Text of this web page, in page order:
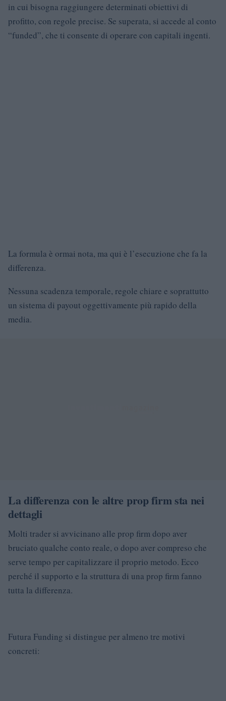
in cui bisogna raggiungere determinati obiettivi di
profitto, con regole precise. Se superata, si accede al conto
“funded”, che ti consente di operare con capitali ingenti.
La formula è ormai nota, ma qui è l’esecuzione che fa la
differenza.
Nessuna scadenza temporale, regole chiare e soprattutto
un sistema di payout oggettivamente più rapido della
media.
La differenza con le altre prop firm sta nei
dettagli
Molti trader si avvicinano alle prop firm dopo aver
bruciato qualche conto reale, o dopo aver compreso che
serve tempo per capitalizzare il proprio metodo. Ecco
perché il supporto e la struttura di una prop firm fanno
tutta la differenza.
Futura Funding si distingue per almeno tre motivi
concreti: